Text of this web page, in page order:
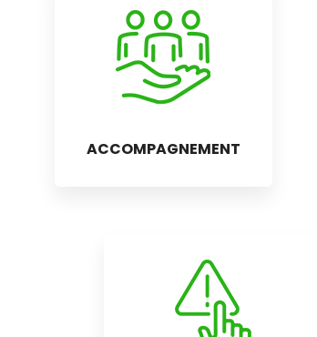
ACCOMPAGNEMENT